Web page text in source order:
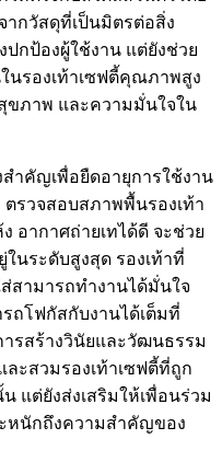
ากวัสดุที่เป็นมิตรต่อสิ่ง
ปกป้องผู้ใช้งาน แต่ยังช่วย
นรองเท้าเซฟตี้คุณภาพสูง
ขภาพ และความมั่นใจใน
สำคัญเพื่อยืดอายุการใช้งาน
รวจสอบสภาพพื้นรองเท้า
อากาศถ่ายเทได้ดี จะช่วย
นระดับสูงสุด รองเท้าที่
สามารถทำงานได้มั่นใจ
ถโฟกัสกับงานได้เต็มที่
รสร้างวินัยและวัฒนธรรม
ะสวมรองเท้าเซฟตี้ที่ถูก
แต่ยังส่งเสริมให้เพื่อนร่วม
หนักถึงความสำคัญของ